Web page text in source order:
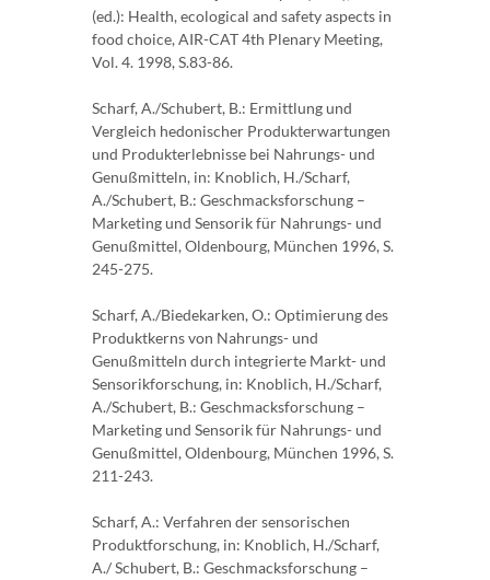
(ed.): Health, ecological and safety aspects in
food choice, AIR-CAT 4th Plenary Meeting,
Vol. 4. 1998, S.83-86.
Scharf, A./Schubert, B.: Ermittlung und
Vergleich hedonischer Produkterwartungen
und Pro­dukterlebnisse bei Nahrungs- und
Genußmitteln, in: Knoblich, H./Scharf,
A./Schubert, B.: Geschmacksforschung –
Marketing und Sensorik für Nahrungs- und
Genußmittel, Olden­bourg, München 1996, S.
245-275.
Scharf, A./Biedekarken, O.: Optimierung des
Produktkerns von Nahrungs- und
Genußmitteln durch integrierte Markt- und
Sensorikforschung, in: Knoblich, H./Scharf,
A./Schubert, B.: Geschmacksforschung –
Marketing und Sensorik für Nahrungs- und
Genußmittel, Olden­bourg, München 1996, S.
211-243.
Scharf, A.: Verfahren der sensorischen
Produktforschung, in: Knoblich, H./Scharf,
A./ Schu­bert, B.: Geschmacksforschung –